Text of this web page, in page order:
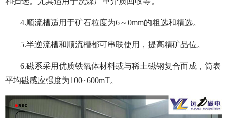
4.顺流槽适用于矿石粒度为6～0mm的粗选和精选。
5.半逆流槽和顺流槽都可串联使用，提高精矿品位。
6.磁系采用优质铁氧体材料或与稀土磁钢复合而成，筒表
平均磁感应强度为100~600mT。